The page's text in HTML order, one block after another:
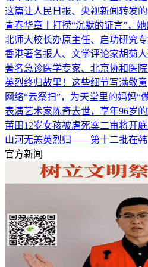
这篇让人民日报、央视新闻转发
青春华章丨打捞“沉默的证言”，
北师大校长办原主任、启功研究
香港著名报人、文学评论家胡菊
著名急诊医学专家、北京协和医
英烈终归故里！这些细节写满敬意
网络“云祭扫”，为天堂里的妈妈“
表演艺术家陈奇去世，享年96岁
莆田12岁女孩被虐死案二审将开
山河无恙英烈归——第十二批在
官方新闻